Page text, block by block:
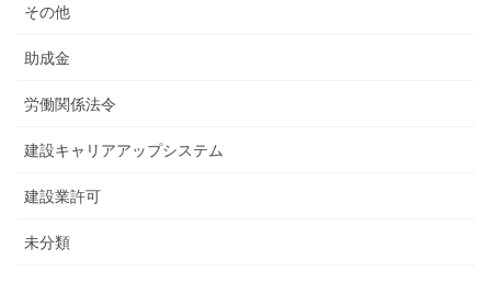
その他
助成金
労働関係法令
建設キャリアアップシステム
建設業許可
未分類